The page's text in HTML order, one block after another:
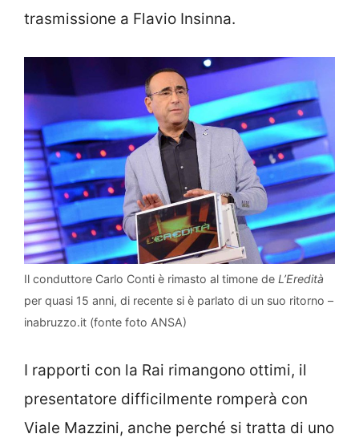
trasmissione a Flavio Insinna.
Il conduttore Carlo Conti è rimasto al timone de L’Eredità
per quasi 15 anni, di recente si è parlato di un suo ritorno –
inabruzzo.it (fonte foto ANSA)
I rapporti con la Rai rimangono ottimi, il
presentatore difficilmente romperà con
Viale Mazzini, anche perché si tratta di uno